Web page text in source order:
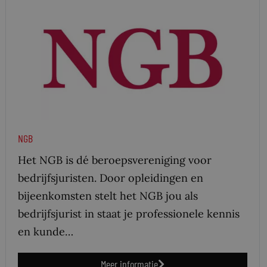
NGB
Het NGB is dé beroepsvereniging voor
bedrijfsjuristen. Door opleidingen en
bijeenkomsten stelt het NGB jou als
bedrijfsjurist in staat je professionele kennis
en kunde…
Meer informatie